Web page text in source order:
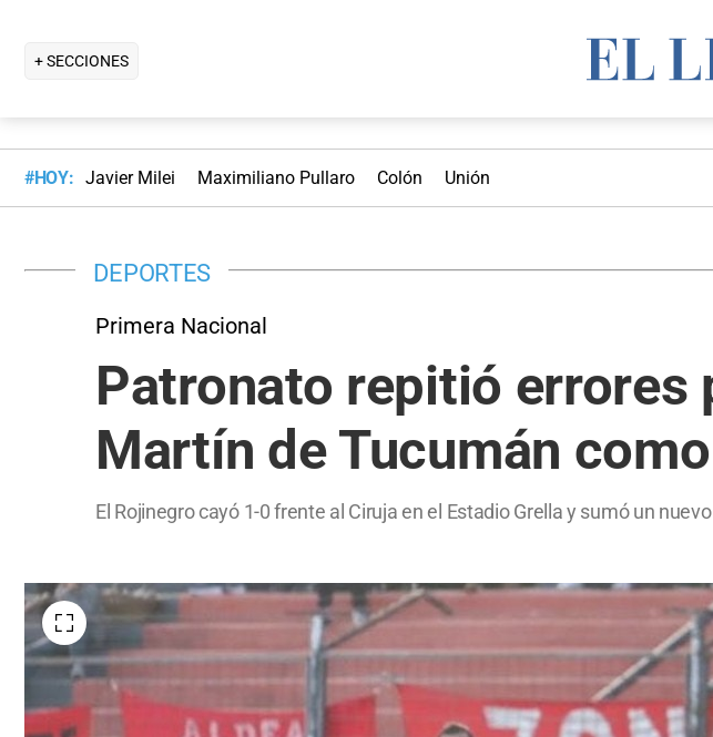
+ SECCIONES
#HOY: Javier Milei Maximiliano Pullaro Colón Unión
DEPORTES
Primera Nacional
Patronato repitió errores
Martín de Tucumán
El Rojinegro cayó 1-0 frente al Ciruja en el Estadio Grella y sumó un